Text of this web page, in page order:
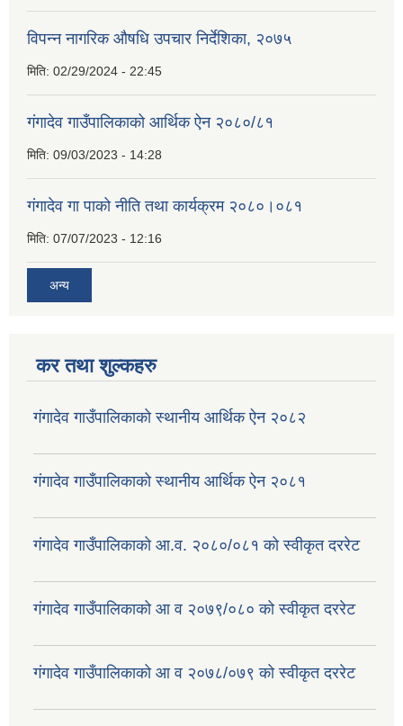
विपन्न नागरिक औषधि उपचार निर्देशिका, २०७५
मिति: 02/29/2024 - 22:45
गंगादेव गाउँपालिकाको आर्थिक ऐन २०८०/८१
मिति: 09/03/2023 - 14:28
गंगादेव गा पाको नीति तथा कार्यक्रम २०८०।०८१
मिति: 07/07/2023 - 12:16
अन्य
कर तथा शुल्कहरु
गंगादेव गाउँपालिकाको स्थानीय आर्थिक ऐन २०८२
गंगादेव गाउँपालिकाको स्थानीय आर्थिक ऐन २०८१
गंगादेव गाउँपालिकाको आ.व. २०८०/०८१ को स्वीकृत दररेट
गंगादेव गाउँपालिकाको आ व २०७९/०८० को स्वीकृत दररेट
गंगादेव गाउँपालिकाको आ व २०७८/०७९ को स्वीकृत दररेट